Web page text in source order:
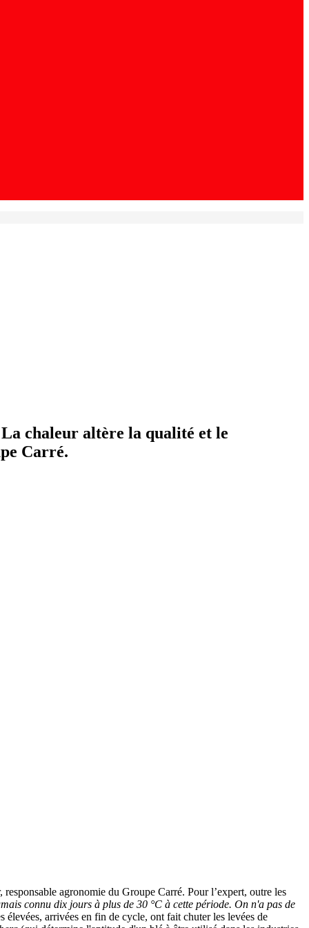
La chaleur altère la qualité et le
Carré.
agronomie du Groupe Carré. Pour l’expert, outre les
connu dix jours à plus de 30 °C à cette période. On n'a pas de
élevées, arrivées en fin de cycle, ont fait chuter les levées de